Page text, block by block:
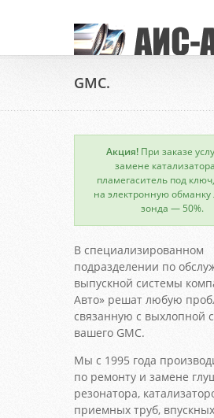
GMC.
Акция! При заказе
замене
пламегаситель под
на электронную
зонда — 50%.
В специализированном
подразделении по
выпускной системы
Авто» решат любую
связанную с выхлопной
вашего GMC.
Мы с 1995 года
по ремонту и замене
резонатора,
приемных труб,